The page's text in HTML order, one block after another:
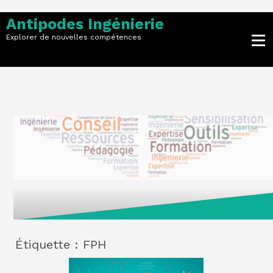
to
content
Antipodes Ingénierie
Explorer de nouvelles compétences
Étiquette : FPH